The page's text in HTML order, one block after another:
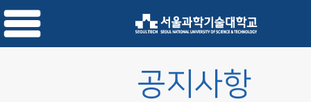
공지사항